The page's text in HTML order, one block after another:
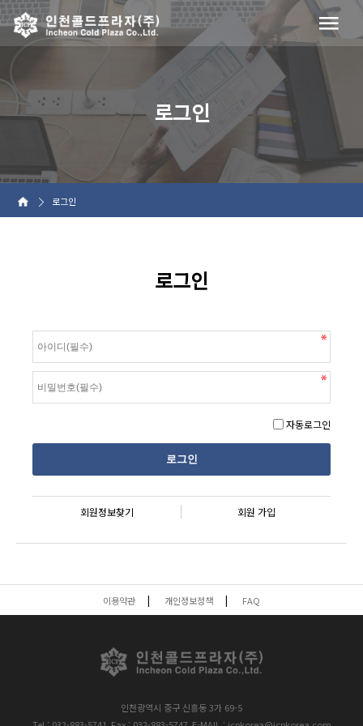
로그인
로그인
로그인
자동로그인
회원정보찾기 회원 가입
이용약관 개인정보정책 FAQ
인천광역시 중구 신흥동 3가 69-5